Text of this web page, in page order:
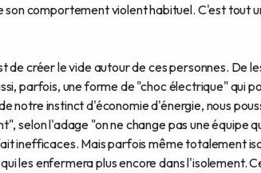
comportement violent habituel. C'est tout
de créer le vide autour de ces personnes. De
parfois, une forme de "choc électrique" qui
notre instinct d'économie d'énergie, nous
selon l'adage "on ne change pas une équipe
inefficaces. Mais parfois même totalement
les enfermera plus encore dans l'isolement.